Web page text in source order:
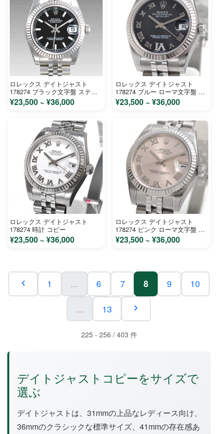
ロレックス デイトジャスト
178274 ブラック文字盤 ステン
レス ホワイトゴールド ユニセッ
クス 時計 コピー
¥23,500 ~ ¥36,000
ロレックス デイトジャスト
178274 ブルー ローマ文字盤 ス
テンレス ホワイトゴールド ユニ
セックス 時計 コピー
¥23,500 ~ ¥36,000
ロレックス デイトジャスト
178274 時計 コピー
¥23,500 ~ ¥36,000
ロレックス デイトジャスト
178274 ピンク ローマ文字盤 ス
テンレス ホワイトゴールド ユニ
セックス 時計 コピー
¥23,500 ~ ¥36,000
1 ... 6 7 8 9 10
... 13
225 - 256 / 403 件
デイトジャストコピーをサイズで
選ぶ
デイトジャストは、31mmの上品なレディース向け、
36mmのクラシックな標準サイズ、41mmの存在感あ